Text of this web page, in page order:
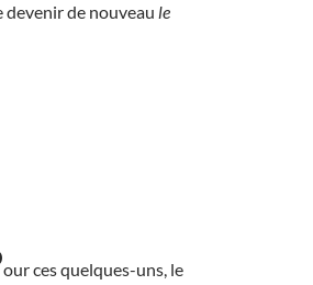
devenir de nouveau le
our ces quelques-uns, le